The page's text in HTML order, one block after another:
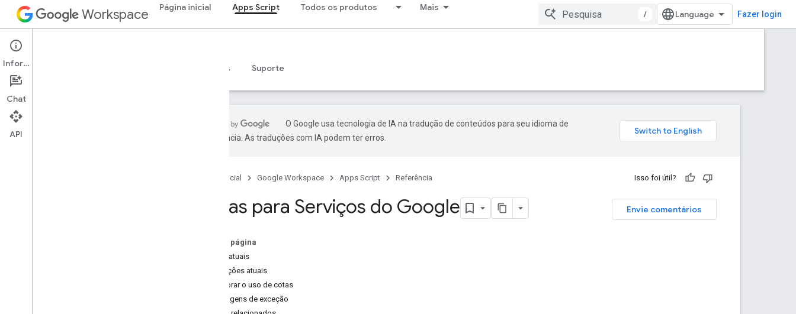
Workspace Página inicial Apps Script Todos os produtos Mais
/ Fazer login
Apps Script
Visão geral Exemplos Suporte
O Google usa tecnologia de IA na tradução de conteúdos para seu idioma de
preferência. As traduções com IA podem ter erros.
Página inicial Google Workspace Apps Script Referência Isso foi útil?
Envie comentários
Cotas para Serviços do Google
Nesta página
Cotas atuais
Limitações atuais
Monitorar o uso de cotas
Mensagens de exceção
Informações
Chat
API